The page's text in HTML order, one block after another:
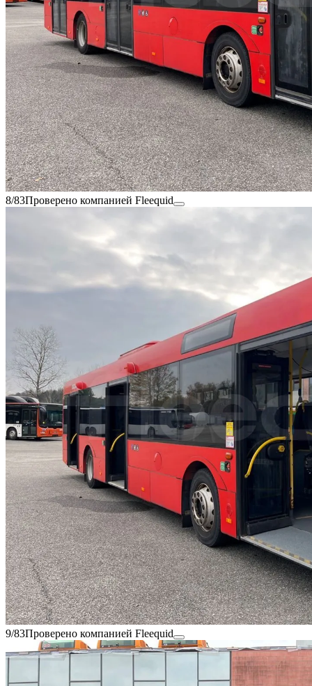
8/83Проверено компанией Fleequid
9/83Проверено компанией Fleequid